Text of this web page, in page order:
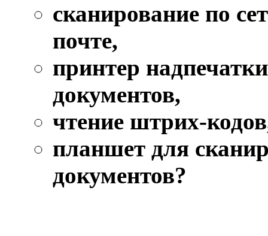
сканирование по
почте,
принтер
документов,
чтение штрих-
планшет для
документов?